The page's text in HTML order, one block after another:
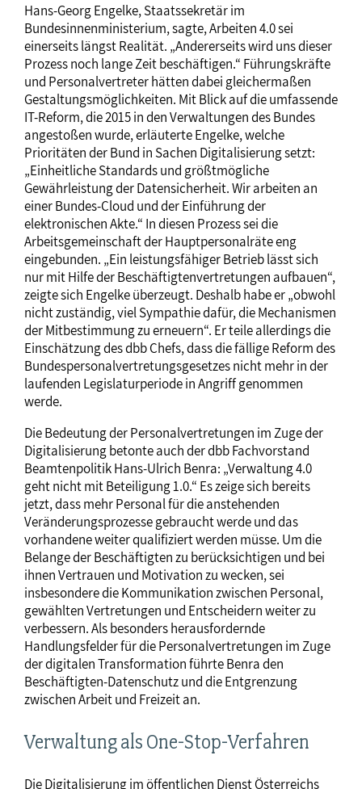
Hans-Georg Engelke, Staatssekretär im
Bundesinnenministerium, sagte, Arbeiten 4.0 sei
einerseits längst Realität. „Andererseits wird uns dieser
Prozess noch lange Zeit beschäftigen.“ Führungskräfte
und Personalvertreter hätten dabei gleichermaßen
Gestaltungsmöglichkeiten. Mit Blick auf die umfassende
IT-Reform, die 2015 in den Verwaltungen des Bundes
angestoßen wurde, erläuterte Engelke, welche
Prioritäten der Bund in Sachen Digitalisierung setzt:
„Einheitliche Standards und größtmögliche
Gewährleistung der Datensicherheit. Wir arbeiten an
einer Bundes-Cloud und der Einführung der
elektronischen Akte.“ In diesen Prozess sei die
Arbeitsgemeinschaft der Hauptpersonalräte eng
eingebunden. „Ein leistungsfähiger Betrieb lässt sich
nur mit Hilfe der Beschäftigtenvertretungen aufbauen“,
zeigte sich Engelke überzeugt. Deshalb habe er „obwohl
nicht zuständig, viel Sympathie dafür, die Mechanismen
der Mitbestimmung zu erneuern“. Er teile allerdings die
Einschätzung des dbb Chefs, dass die fällige Reform des
Bundespersonalvertretungsgesetzes nicht mehr in der
laufenden Legislaturperiode in Angriff genommen
werde.
Die Bedeutung der Personalvertretungen im Zuge der
Digitalisierung betonte auch der dbb Fachvorstand
Beamtenpolitik Hans-Ulrich Benra: „Verwaltung 4.0
geht nicht mit Beteiligung 1.0.“ Es zeige sich bereits
jetzt, dass mehr Personal für die anstehenden
Veränderungsprozesse gebraucht werde und das
vorhandene weiter qualifiziert werden müsse. Um die
Belange der Beschäftigten zu berücksichtigen und bei
ihnen Vertrauen und Motivation zu wecken, sei
insbesondere die Kommunikation zwischen Personal,
gewählten Vertretungen und Entscheidern weiter zu
verbessern. Als besonders herausfordernde
Handlungsfelder für die Personalvertretungen im Zuge
der digitalen Transformation führte Benra den
Beschäftigten-Datenschutz und die Entgrenzung
zwischen Arbeit und Freizeit an.
Verwaltung als One-Stop-Verfahren
Die Digitalisierung im öffentlichen Dienst Österreichs